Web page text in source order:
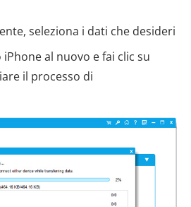
seleziona i dati che desideri
al nuovo e fai clic su
il processo di